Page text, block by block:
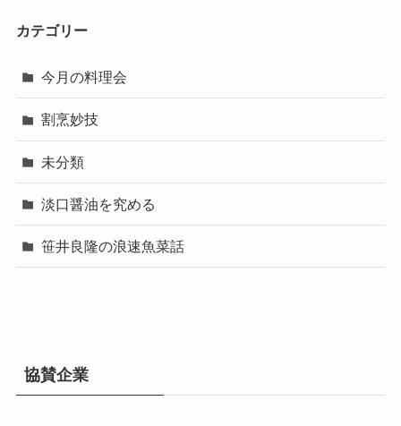
カテゴリー
今月の料理会
割烹妙技
未分類
淡口醤油を究める
笹井良隆の浪速魚菜話
協賛企業